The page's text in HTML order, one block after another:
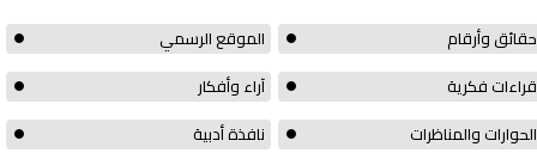
الموقع الرسمي
حقائق وأرقام
آراء وأفكار
قراءات فكرية
نافذة أدبية
الحوارات والمناظرات